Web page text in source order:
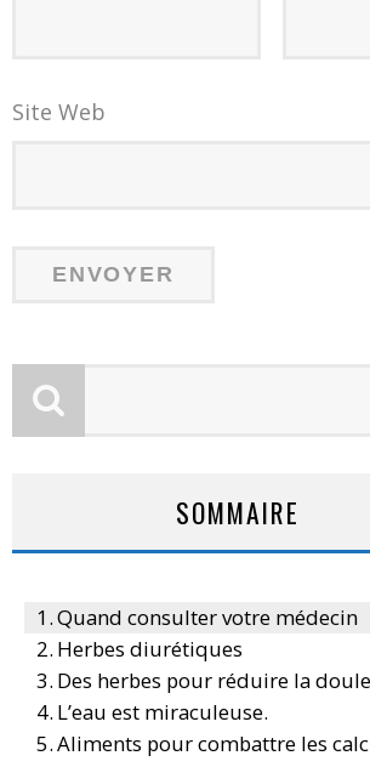
Site Web
SOMMAIRE
Quand consulter votre médecin
Herbes diurétiques
Des herbes pour réduire la
L’eau est miraculeuse.
Aliments pour combattre les